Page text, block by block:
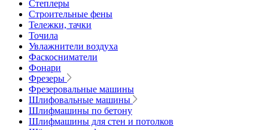
Степлеры
Строительные фены
Тележки, тачки
Точила
Увлажнители воздуха
Фаскосниматели
Фонари
Фрезеры
Фрезеровальные машины
Шлифовальные машины
Шлифмашины по бетону
Шлифмашины для стен и потолков